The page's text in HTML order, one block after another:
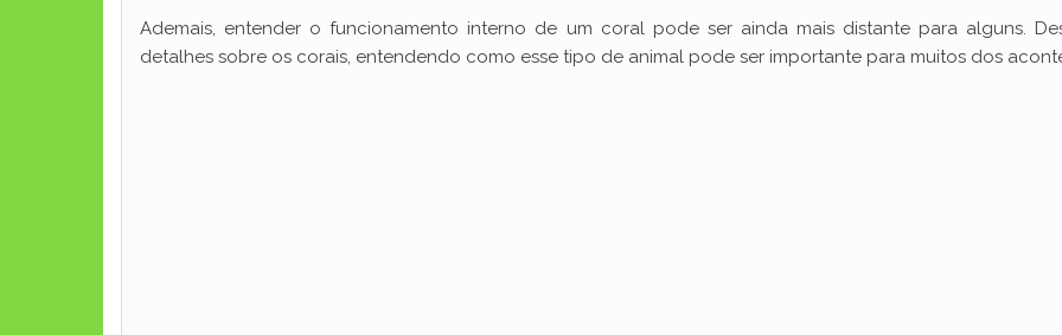
Ademais, entender o funcionamento interno de um coral pode ser ainda mais distante para alguns.
detalhes sobre os corais, entendendo como esse tipo de animal pode ser importante para muitos dos